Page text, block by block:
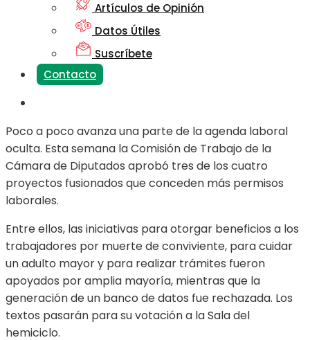
Artículos de Opinión
Datos Útiles
Suscríbete
Contacto
Poco a poco avanza una parte de la agenda laboral
oculta. Esta semana la Comisión de Trabajo de la
Cámara de Diputados aprobó tres de los cuatro
proyectos fusionados que conceden más permisos
laborales.
Entre ellos, las iniciativas para otorgar beneficios a los
trabajadores por muerte de conviviente, para cuidar
un adulto mayor y para realizar trámites fueron
apoyados por amplia mayoría, mientras que la
generación de un banco de datos fue rechazada. Los
textos pasarán para su votación a la Sala del
hemiciclo.